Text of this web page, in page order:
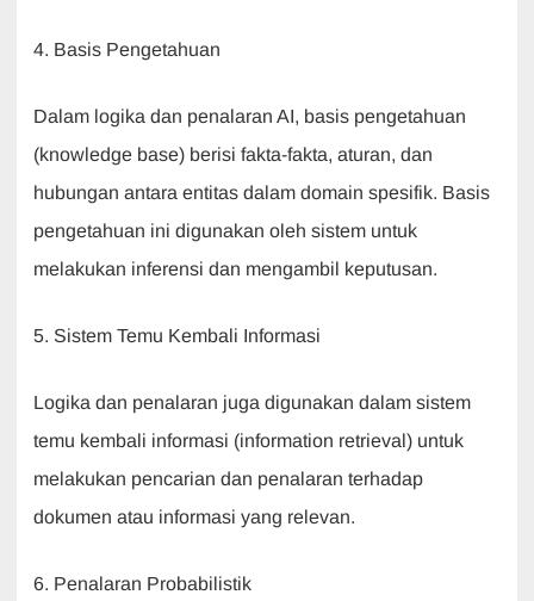
4. Basis Pengetahuan
Dalam logika dan penalaran AI, basis pengetahuan
(knowledge base) berisi fakta-fakta, aturan, dan
hubungan antara entitas dalam domain spesifik. Basis
pengetahuan ini digunakan oleh sistem untuk
melakukan inferensi dan mengambil keputusan.
5. Sistem Temu Kembali Informasi
Logika dan penalaran juga digunakan dalam sistem
temu kembali informasi (information retrieval) untuk
melakukan pencarian dan penalaran terhadap
dokumen atau informasi yang relevan.
6. Penalaran Probabilistik